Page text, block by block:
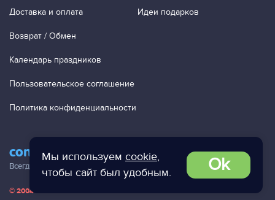
Мы используем cookie,
чтобы сайт был удобным.
Ok
contact@ac-studio.ru
Всегда отвечаем на ваши письма!
Доставка и оплата
Возврат / Обмен
Календарь праздников
Пользовательское соглашение
Политика конфиденциальности
Идеи подарков
© 2004 — 2026